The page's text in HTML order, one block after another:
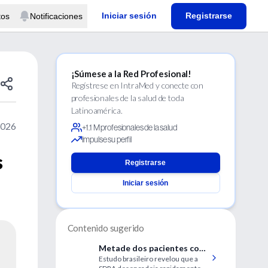
Notificaciones Iniciar sesión Registrarse
¡Súmese a la Red Profesional!
Regístrese en IntraMed y conecte con
profesionales de la salud de toda
Latinoamérica.
+1.1 M profesionales de la salud
Impulse su perfil
Registrarse
Iniciar sesión
Contenido sugerido
Metade dos pacientes com
síndrome respiratória
Estudo brasileiro revelou que a